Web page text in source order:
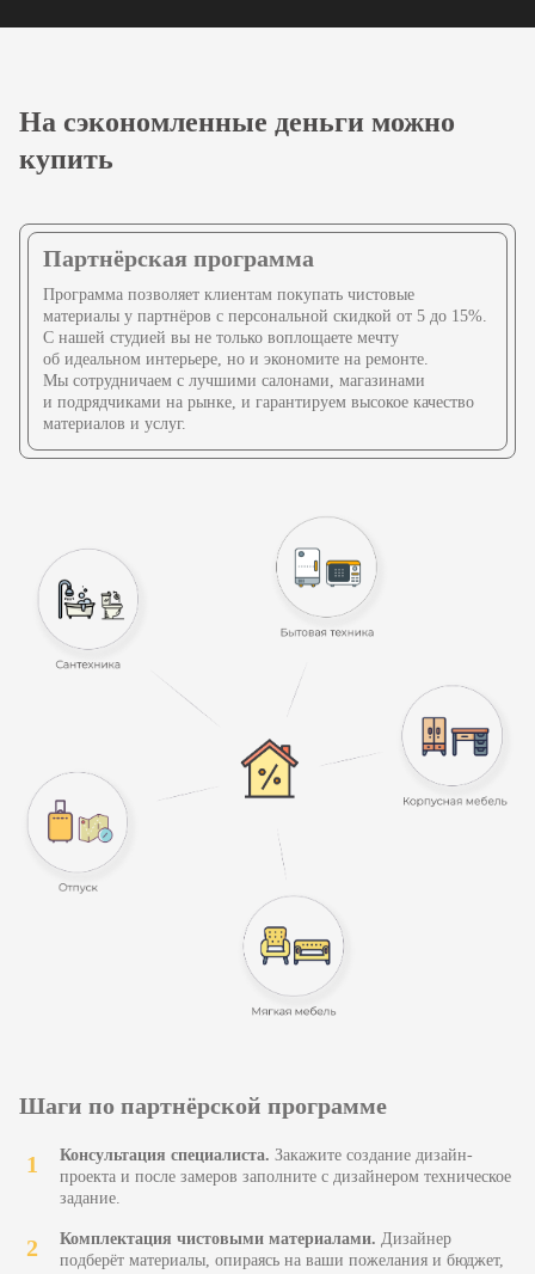
10
по 3D-визуализациям
6 скидок и бонусов
Мы трудимся для вас,
потому подготовили
множество акций и бонусов
хотите узнать
больше о нас?
7 полезных
видов услуг
Полный спектр услуг:
10
небанальных
преимуществ
Например: неограниченное
по 3D-визуализациям
6 выгодных акций,
скидок и бонусов
Для вас работаем,
поэтому придумали
множество акций и приятных бонусов
больше о нас?
Приходите в наш офис, получите
бесплатную консультацию
полезных
На сэкономленные деньги можно
купить
Партнёрская программа
Программа позволяет клиентам покупать чистовые
материалы у партнёров с персональной скидкой от 5 до 15%.
С нашей студией вы не только воплощаете мечту
об идеальном интерьере, но и экономите на ремонте.
Мы сотрудничаем с лучшими салонами, магазинами
и подрядчиками на рынке, и гарантируем высокое качество
материалов и услуг.
Шаги по партнёрской программе
Консультация специалиста. Закажите создание дизайн-
проекта и после замеров заполните с дизайнером техническое
задание.
Комплектация чистовыми материалами. Дизайнер
подберёт материалы, опираясь на ваши пожелания и бюджет,